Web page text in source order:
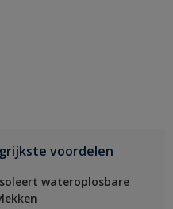
voordelen
wateroplosbare